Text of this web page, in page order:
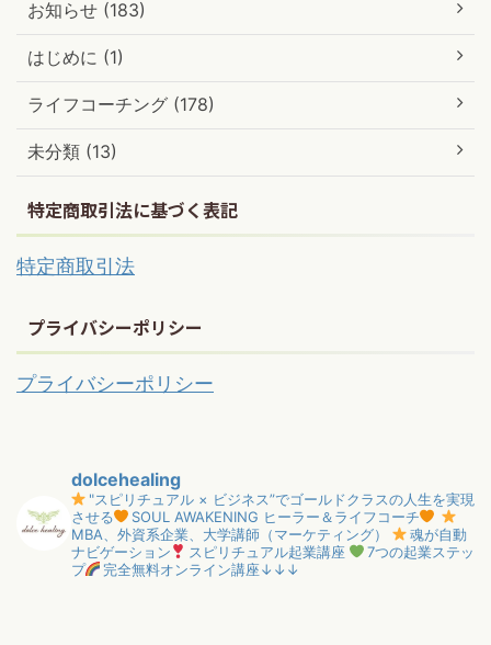
お知らせ (183)
はじめに (1)
ライフコーチング (178)
未分類 (13)
特定商取引法に基づく表記
特定商取引法
プライバシーポリシー
プライバシーポリシー
dolcehealing
"スピリチュアル × ビジネス”でゴールドクラスの人生を実現
させる
SOUL AWAKENING ヒーラー＆ライフコーチ
MBA、外資系企業、大学講師（マーケティング）
魂が自動
ナビゲーション
スピリチュアル起業講座
7つの起業ステッ
プ
完全無料オンライン講座↓↓↓